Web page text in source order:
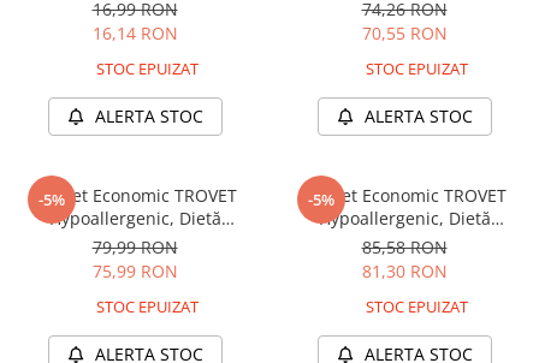
Meniuri Păsări
Suplimente Nutritive
Delicii Păsări
Batoane
Îngrijire Păsări
Așternut Igienic Păsări
Colivii
Rozătoare
Hrană Rozătoare
Fân Rozătoare
16,99 RON
16,14 RON
STOC EPUIZAT
ALERTA STOC
Adult, Curcan, 6x200g
74,26 RON
70,55 RON
STOC EPUIZAT
ALERTA STOC
-5%
Pachet Economic TROVET
Hypoallergenic, Dietă
Veterinară Umedă Pisică
Adult, Iepure, 6x200g
79,99 RON
75,99 RON
STOC EPUIZAT
ALERTA STOC
-5%
Pachet Economic TROVET
Hypoallergenic, Dietă
Veterinară Umedă Pisică
Adult, Căprioară, 6x200g
85,58 RON
81,30 RON
STOC EPUIZAT
ALERTA STOC